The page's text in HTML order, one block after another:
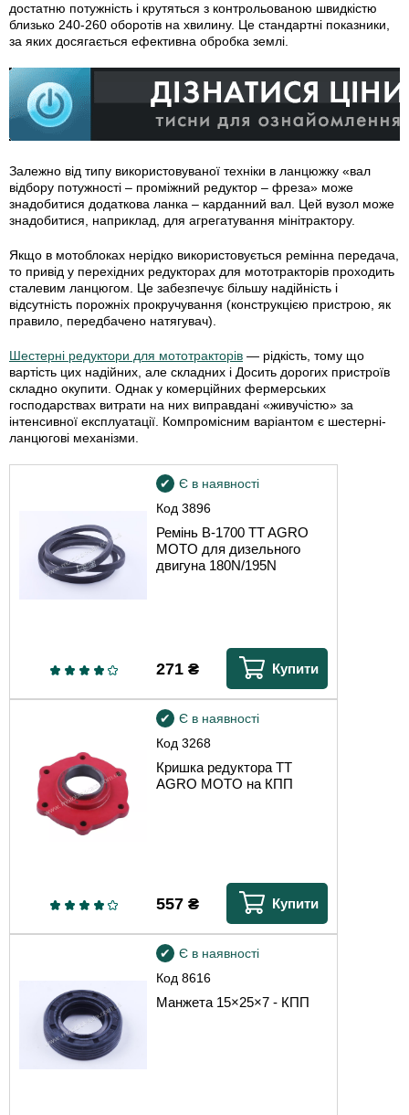
достатню потужність і крутяться з контрольованою швидкістю
близько 240-260 оборотів на хвилину. Це стандартні показники,
за яких досягається ефективна обробка землі.
Залежно від типу використовуваної техніки в ланцюжку «вал
відбору потужності – проміжний редуктор – фреза» може
знадобитися додаткова ланка – карданний вал. Цей вузол може
знадобитися, наприклад, для агрегатування мінітрактору.
Якщо в мотоблоках нерідко використовується ремінна передача,
то привід у перехідних редукторах для мототракторів проходить
сталевим ланцюгом. Це забезпечує більшу надійність і
відсутність порожніх прокручування (конструкцією пристрою, як
правило, передбачено натягувач).
Шестерні редуктори для мототракторів — рідкість, тому що
вартість цих надійних, але складних і Досить дорогих пристроїв
складно окупити. Однак у комерційних фермерських
господарствах витрати на них виправдані «живучістю» за
інтенсивної експлуатації. Компромісним варіантом є шестерні-
ланцюгові механізми.
Код 3896
Є в наявності
Ремінь B-1700 TT AGRO
MOTO для дизельного
двигуна 180N/195N
271 ₴ Купити
Код 3268
Є в наявності
Кришка редуктора TT
AGRO MOTO на КПП
557 ₴ Купити
Код 8616
Є в наявності
Манжета 15×25×7 - КПП